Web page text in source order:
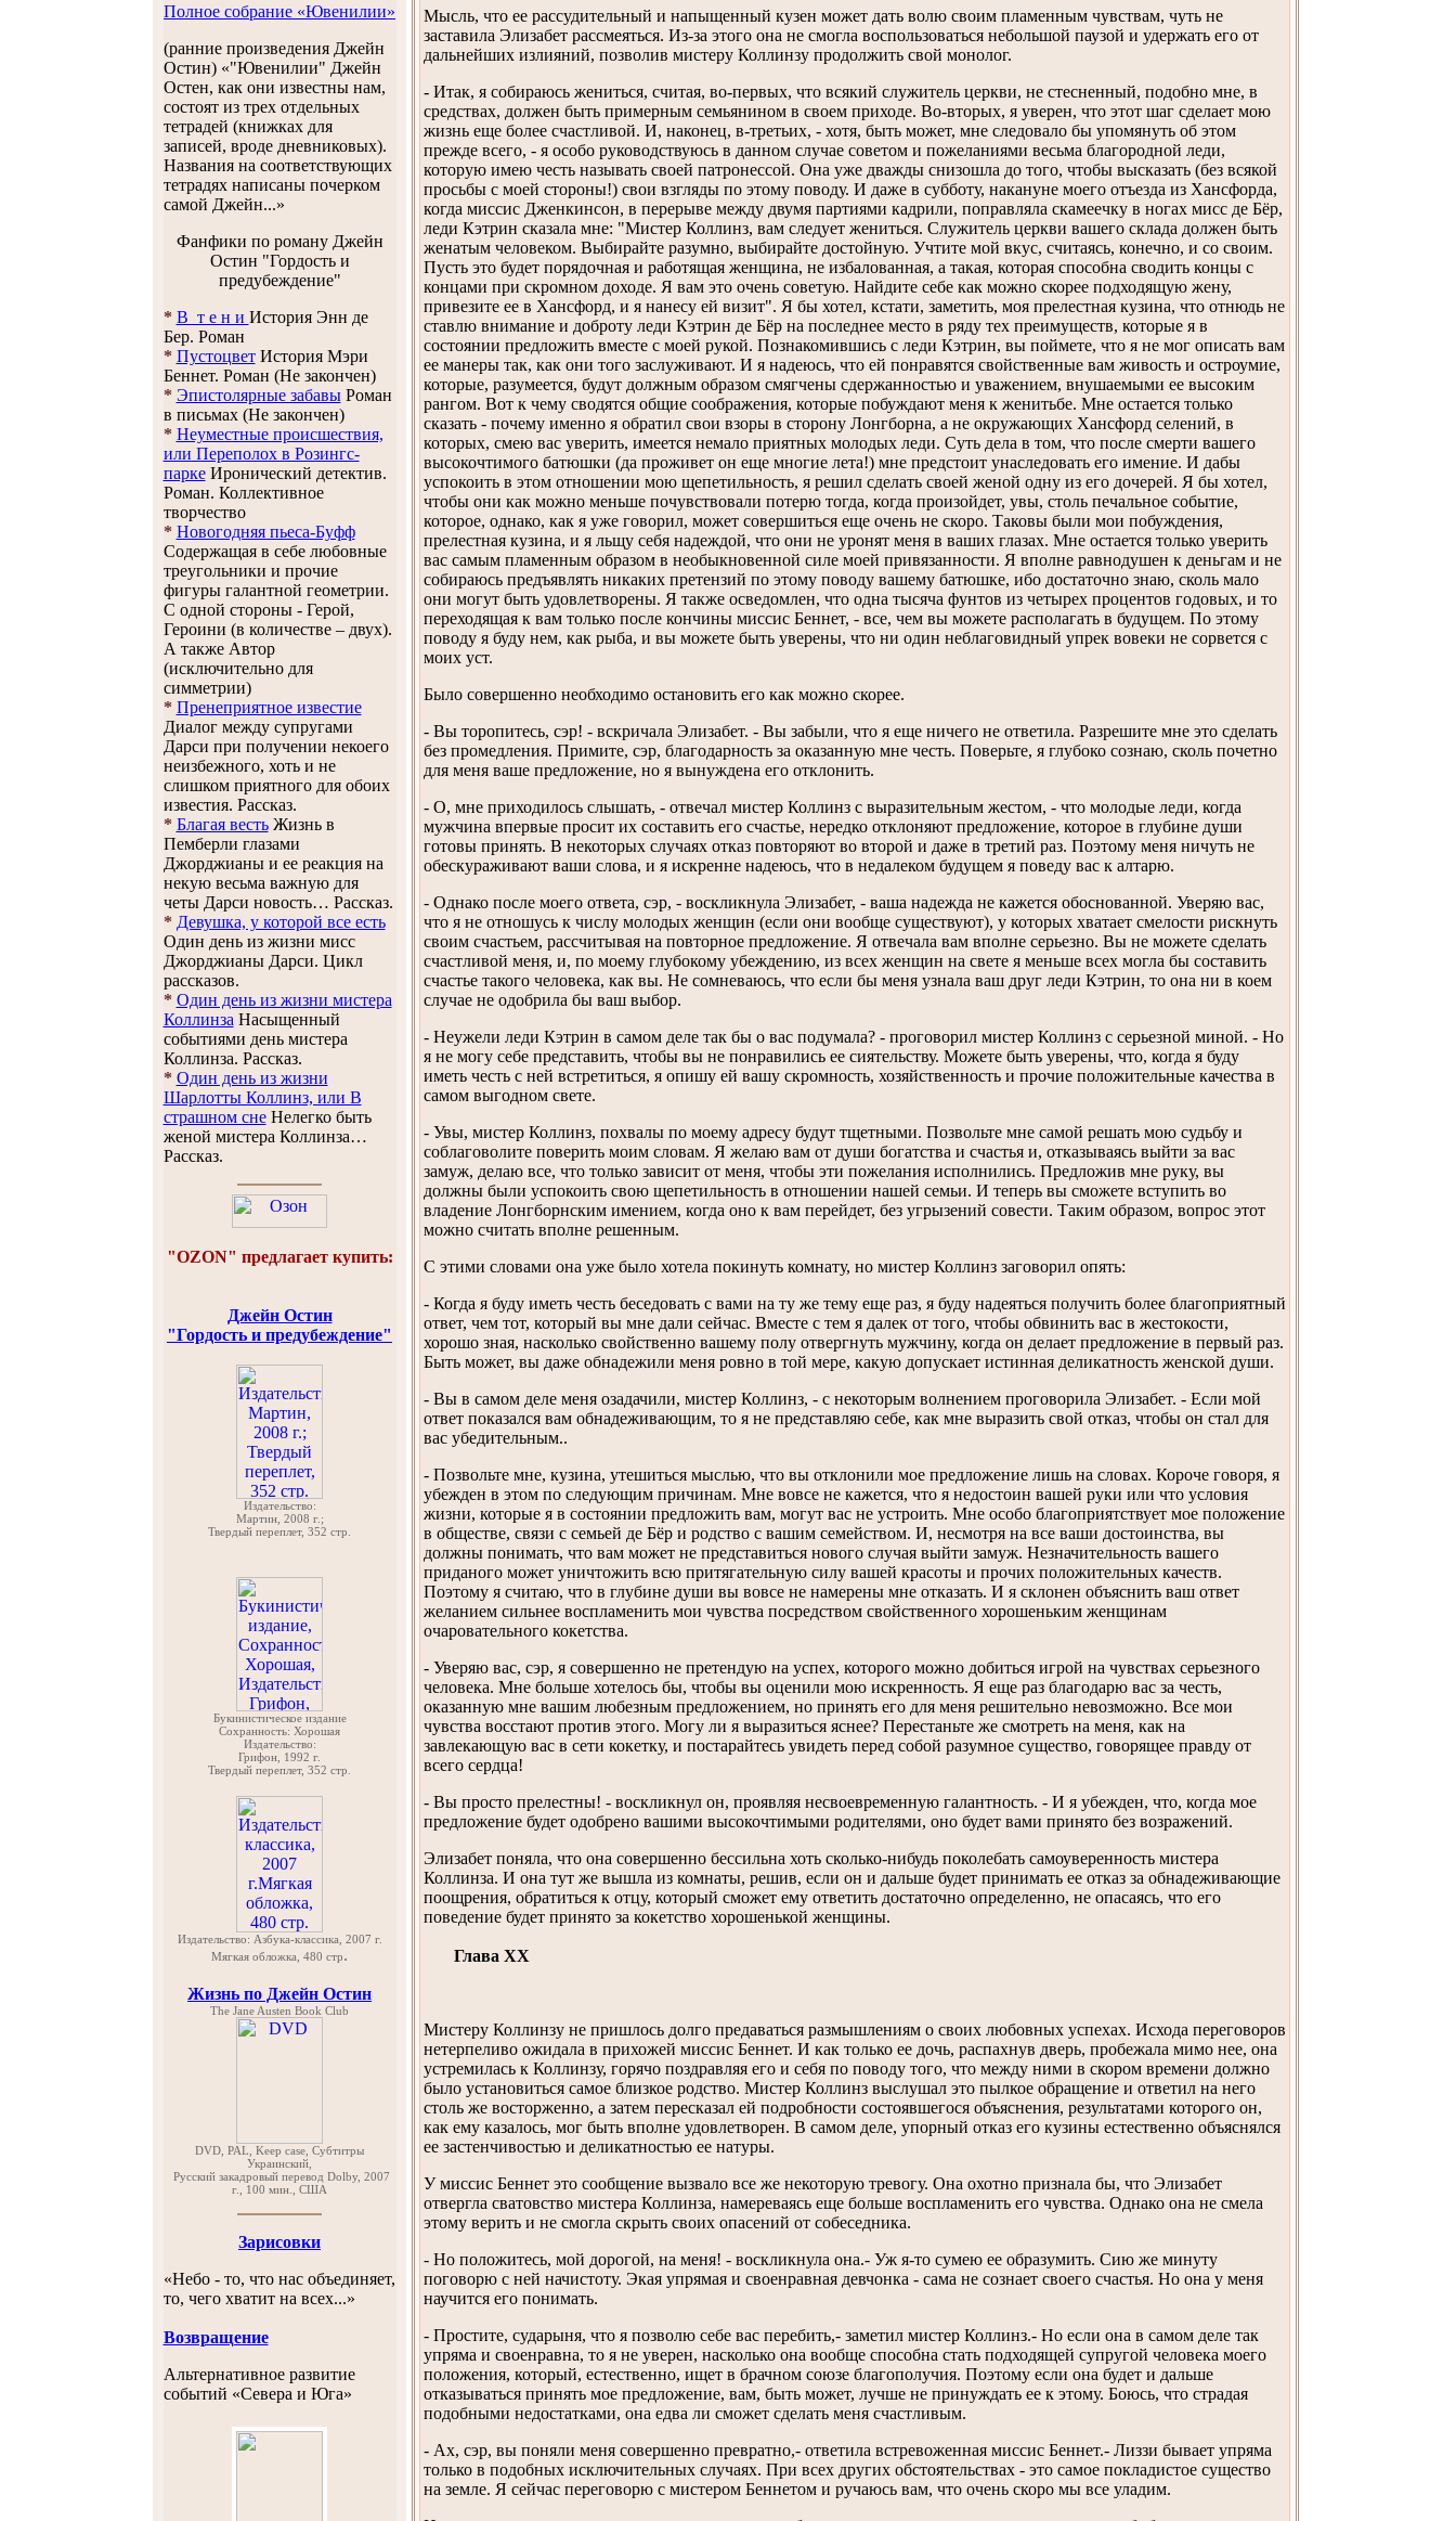
Полное собрание «Ювенилии»
(ранние произведения Джейн
Остин) «"Ювенилии" Джейн
Остен, как они известны нам,
состоят из трех отдельных
тетрадей (книжках для
записей, вроде дневниковых).
Названия на соответствующих
тетрадях написаны почерком
самой Джейн...»
Фанфики по роману Джейн
Остин "Гордость и
предубеждение"
* В т е н и История Энн де
Бер. Роман
* Пустоцвет История Мэри
Беннет. Роман (Не закончен)
* Эпистолярные забавы Роман
в письмах (Не закончен)
* Неуместные происшествия,
или Переполох в Розингс-
парке Иронический детектив.
Роман. Коллективное
творчество
* Новогодняя пьеса-Буфф
Содержащая в себе любовные
треугольники и прочие
фигуры галантной геометрии.
С одной стороны - Герой,
Героини (в количестве – двух).
А также Автор
(исключительно для
симметрии)
* Пренеприятное известие
Диалог между супругами
Дарси при получении некоего
неизбежного, хоть и не
слишком приятного для обоих
известия. Рассказ.
* Благая весть Жизнь в
Пемберли глазами
Джорджианы и ее реакция на
некую весьма важную для
четы Дарси новость… Рассказ.
* Девушка, у которой все есть
Один день из жизни мисс
Джорджианы Дарси. Цикл
рассказов.
* Один день из жизни мистера
Коллинза Насыщенный
событиями день мистера
Коллинза. Рассказ.
* Один день из жизни
Шарлотты Коллинз, или В
страшном сне Нелегко быть
женой мистера Коллинза…
Рассказ.
"OZON" предлагает купить:
Джейн Остин
"Гордость и предубеждение"
Издательство:
Мартин, 2008 г.;
Твердый переплет, 352 стр.
Букинистическое издание
Сохранность: Хорошая
Издательство:
Грифон, 1992 г.
Твердый переплет, 352 стр.
Издательство: Азбука-классика, 2007 г.
Мягкая обложка, 480 стр.
Жизнь по Джейн Остин
The Jane Austen Book Club
DVD, PAL, Keep case, Субтитры
Украинский,
Русский закадровый перевод Dolby, 2007
г., 100 мин., США
Зарисовки
«Небо - то, что нас объединяет,
то, чего хватит на всех...»
Возвращение
Альтернативное развитие
событий «Севера и Юга»
Мысль, что ее рассудительный и напыщенный кузен может дать волю своим пламенным чувствам, чуть не
заставила Элизабет рассмеяться. Из-за этого она не смогла воспользоваться небольшой паузой и удержать его от
дальнейших излияний, позволив мистеру Коллинзу продолжить свой монолог.
- Итак, я собираюсь жениться, считая, во-первых, что всякий служитель церкви, не стесненный, подобно мне, в
средствах, должен быть примерным семьянином в своем приходе. Во-вторых, я уверен, что этот шаг сделает мою
жизнь еще более счастливой. И, наконец, в-третьих, - хотя, быть может, мне следовало бы упомянуть об этом
прежде всего, - я особо руководствуюсь в данном случае советом и пожеланиями весьма благородной леди,
которую имею честь называть своей патронессой. Она уже дважды снизошла до того, чтобы высказать (без всякой
просьбы с моей стороны!) свои взгляды по этому поводу. И даже в субботу, накануне моего отъезда из Хансфорда,
когда миссис Дженкинсон, в перерыве между двумя партиями кадрили, поправляла скамеечку в ногах мисс де Бёр,
леди Кэтрин сказала мне: "Мистер Коллинз, вам следует жениться. Служитель церкви вашего склада должен быть
женатым человеком. Выбирайте разумно, выбирайте достойную. Учтите мой вкус, считаясь, конечно, и со своим.
Пусть это будет порядочная и работящая женщина, не избалованная, а такая, которая способна сводить концы с
концами при скромном доходе. Я вам это очень советую. Найдите себе как можно скорее подходящую жену,
привезите ее в Хансфорд, и я нанесу ей визит". Я бы хотел, кстати, заметить, моя прелестная кузина, что отнюдь не
ставлю внимание и доброту леди Кэтрин де Бёр на последнее место в ряду тех преимуществ, которые я в
состоянии предложить вместе с моей рукой. Познакомившись с леди Кэтрин, вы поймете, что я не мог описать вам
ее манеры так, как они того заслуживают. И я надеюсь, что ей понравятся свойственные вам живость и остроумие,
которые, разумеется, будут должным образом смягчены сдержанностью и уважением, внушаемыми ее высоким
рангом. Вот к чему сводятся общие соображения, которые побуждают меня к женитьбе. Мне остается только
сказать - почему именно я обратил свои взоры в сторону Лонгборна, а не окружающих Хансфорд селений, в
которых, смею вас уверить, имеется немало приятных молодых леди. Суть дела в том, что после смерти вашего
высокочтимого батюшки (да проживет он еще многие лета!) мне предстоит унаследовать его имение. И дабы
успокоить в этом отношении мою щепетильность, я решил сделать своей женой одну из его дочерей. Я бы хотел,
чтобы они как можно меньше почувствовали потерю тогда, когда произойдет, увы, столь печальное событие,
которое, однако, как я уже говорил, может совершиться еще очень не скоро. Таковы были мои побуждения,
прелестная кузина, и я льщу себя надеждой, что они не уронят меня в ваших глазах. Мне остается только уверить
вас самым пламенным образом в необыкновенной силе моей привязанности. Я вполне равнодушен к деньгам и не
собираюсь предъявлять никаких претензий по этому поводу вашему батюшке, ибо достаточно знаю, сколь мало
они могут быть удовлетворены. Я также осведомлен, что одна тысяча фунтов из четырех процентов годовых, и то
переходящая к вам только после кончины миссис Беннет, - все, чем вы можете располагать в будущем. По этому
поводу я буду нем, как рыба, и вы можете быть уверены, что ни один неблаговидный упрек вовеки не сорвется с
моих уст.
Было совершенно необходимо остановить его как можно скорее.
- Вы торопитесь, сэр! - вскричала Элизабет. - Вы забыли, что я еще ничего не ответила. Разрешите мне это сделать
без промедления. Примите, сэр, благодарность за оказанную мне честь. Поверьте, я глубоко сознаю, сколь почетно
для меня ваше предложение, но я вынуждена его отклонить.
- О, мне приходилось слышать, - отвечал мистер Коллинз с выразительным жестом, - что молодые леди, когда
мужчина впервые просит их составить его счастье, нередко отклоняют предложение, которое в глубине души
готовы принять. В некоторых случаях отказ повторяют во второй и даже в третий раз. Поэтому меня ничуть не
обескураживают ваши слова, и я искренне надеюсь, что в недалеком будущем я поведу вас к алтарю.
- Однако после моего ответа, сэр, - воскликнула Элизабет, - ваша надежда не кажется обоснованной. Уверяю вас,
что я не отношусь к числу молодых женщин (если они вообще существуют), у которых хватает смелости рискнуть
своим счастьем, рассчитывая на повторное предложение. Я отвечала вам вполне серьезно. Вы не можете сделать
счастливой меня, и, по моему глубокому убеждению, из всех женщин на свете я меньше всех могла бы составить
счастье такого человека, как вы. Не сомневаюсь, что если бы меня узнала ваш друг леди Кэтрин, то она ни в коем
случае не одобрила бы ваш выбор.
- Неужели леди Кэтрин в самом деле так бы о вас подумала? - проговорил мистер Коллинз с серьезной миной. - Но
я не могу себе представить, чтобы вы не понравились ее сиятельству. Можете быть уверены, что, когда я буду
иметь честь с ней встретиться, я опишу ей вашу скромность, хозяйственность и прочие положительные качества в
самом выгодном свете.
- Увы, мистер Коллинз, похвалы по моему адресу будут тщетными. Позвольте мне самой решать мою судьбу и
соблаговолите поверить моим словам. Я желаю вам от души богатства и счастья и, отказываясь выйти за вас
замуж, делаю все, что только зависит от меня, чтобы эти пожелания исполнились. Предложив мне руку, вы
должны были успокоить свою щепетильность в отношении нашей семьи. И теперь вы сможете вступить во
владение Лонгборнским имением, когда оно к вам перейдет, без угрызений совести. Таким образом, вопрос этот
можно считать вполне решенным.
С этими словами она уже было хотела покинуть комнату, но мистер Коллинз заговорил опять:
- Когда я буду иметь честь беседовать с вами на ту же тему еще раз, я буду надеяться получить более благоприятный
ответ, чем тот, который вы мне дали сейчас. Вместе с тем я далек от того, чтобы обвинить вас в жестокости,
хорошо зная, насколько свойственно вашему полу отвергнуть мужчину, когда он делает предложение в первый раз.
Быть может, вы даже обнадежили меня ровно в той мере, какую допускает истинная деликатность женской души.
- Вы в самом деле меня озадачили, мистер Коллинз, - с некоторым волнением проговорила Элизабет. - Если мой
ответ показался вам обнадеживающим, то я не представляю себе, как мне выразить свой отказ, чтобы он стал для
вас убедительным..
- Позвольте мне, кузина, утешиться мыслью, что вы отклонили мое предложение лишь на словах. Короче говоря, я
убежден в этом по следующим причинам. Мне вовсе не кажется, что я недостоин вашей руки или что условия
жизни, которые я в состоянии предложить вам, могут вас не устроить. Мне особо благоприятствует мое положение
в обществе, связи с семьей де Бёр и родство с вашим семейством. И, несмотря на все ваши достоинства, вы
должны понимать, что вам может не представиться нового случая выйти замуж. Незначительность вашего
приданого может уничтожить всю притягательную силу вашей красоты и прочих положительных качеств.
Поэтому я считаю, что в глубине души вы вовсе не намерены мне отказать. И я склонен объяснить ваш ответ
желанием сильнее воспламенить мои чувства посредством свойственного хорошеньким женщинам
очаровательного кокетства.
- Уверяю вас, сэр, я совершенно не претендую на успех, которого можно добиться игрой на чувствах серьезного
человека. Мне больше хотелось бы, чтобы вы оценили мою искренность. Я еще раз благодарю вас за честь,
оказанную мне вашим любезным предложением, но принять его для меня решительно невозможно. Все мои
чувства восстают против этого. Могу ли я выразиться яснее? Перестаньте же смотреть на меня, как на
завлекающую вас в сети кокетку, и постарайтесь увидеть перед собой разумное существо, говорящее правду от
всего сердца!
- Вы просто прелестны! - воскликнул он, проявляя несвоевременную галантность. - И я убежден, что, когда мое
предложение будет одобрено вашими высокочтимыми родителями, оно будет вами принято без возражений.
Элизабет поняла, что она совершенно бессильна хоть сколько-нибудь поколебать самоуверенность мистера
Коллинза. И она тут же вышла из комнаты, решив, если он и дальше будет принимать ее отказ за обнадеживающие
поощрения, обратиться к отцу, который сможет ему ответить достаточно определенно, не опасаясь, что его
поведение будет принято за кокетство хорошенькой женщины.
Глава XX
Мистеру Коллинзу не пришлось долго преда­ваться размышлениям о своих любовных успехах. Исхода переговоров
нетерпеливо ожидала в при­хожей миссис Беннет. И как только ее дочь, рас­пахнув дверь, пробежала мимо нее, она
устреми­лась к Коллинзу, горячо поздравляя его и себя по поводу того, что между ними в скором времени должно
было установиться самое близкое родство. Мистер Коллинз выслушал это пылкое обращение и ответил на него
столь же восторженно, а затем пересказал ей подробности состоявшегося объяс­нения, результатами которого он,
как ему каза­лось, мог быть вполне удовлетворен. В самом деле, упорный отказ его кузины естественно объ­яснялся
ее застенчивостью и деликатностью ее натуры.
У миссис Беннет это сообщение вызвало все же некоторую тревогу. Она охотно признала бы, что Элизабет
отвергла сватовство мистера Кол­линза, намереваясь еще больше воспламенить его чувства. Однако она не смела
этому верить и не смогла скрыть своих опасений от собеседника.
- Но положитесь, мой дорогой, на меня! - воскликнула она.- Уж я-то сумею ее образумить. Сию же минуту
поговорю с ней начистоту. Экая упрямая и своенравная девчонка - сама не со­знает своего счастья. Но она у меня
научится его понимать.
- Простите, сударыня, что я позволю себе вас перебить,- заметил мистер Коллинз.- Но если она в самом деле так
упряма и своенравна, то я не уверен, насколько она вообще способна стать подходящей супругой человека моего
поло­жения, который, естественно, ищет в брачном со­юзе благополучия. Поэтому если она будет и дальше
отказываться принять мое предложение, вам, быть может, лучше не принуждать ее к это­му. Боюсь, что страдая
подобными недостатками, она едва ли сможет сделать меня счастливым.
- Ах, сэр, вы поняли меня совершенно пре­вратно,- ответила встревоженная миссис Беннет.- Лиззи бывает упряма
только в подобных исключительных случаях. При всех других обсто­ятельствах - это самое покладистое существо
на земле. Я сейчас переговорю с мистером Беннетом и ручаюсь вам, что очень скоро мы все уладим.